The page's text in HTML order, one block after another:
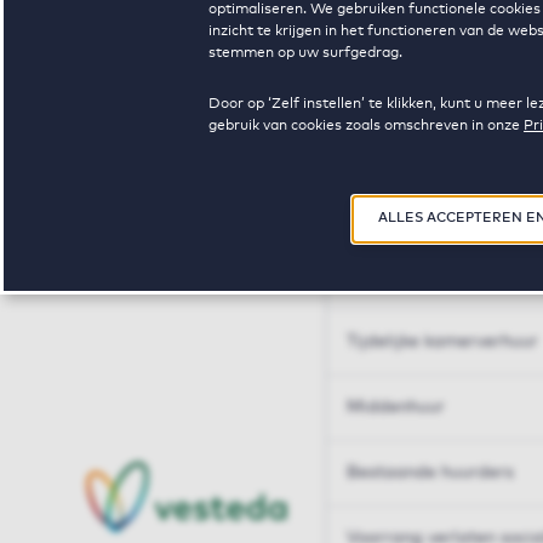
optimaliseren. We gebruiken functionele
inzicht te krijgen in het functioneren van de
stemmen op uw surfgedrag.
Door op ‘Zelf instellen’ te klikken, kunt u meer
gebruik van cookies zoals omschreven in onze
ALLES ACCEPTEREN
Huren op maat
Tijdelijke kamerverhuur
Middenhuur
Bestaande huurders
Voorrang verlaten